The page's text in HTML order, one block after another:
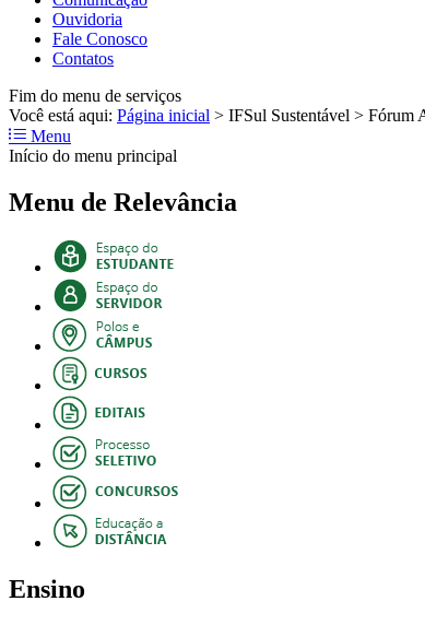
Ouvidoria
Fale Conosco
Contatos
Fim do menu de serviços
Você está aqui: Página inicial > IFSul Sustentável > Fórum
Menu
Início do menu principal
Menu de Relevância
Ensino